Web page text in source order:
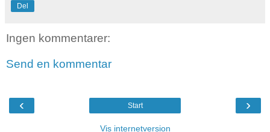
Del
Ingen kommentarer:
Send en kommentar
‹ ›
Start
Vis internetversion